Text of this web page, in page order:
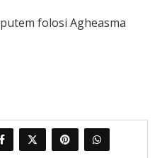
folosi Agheasma